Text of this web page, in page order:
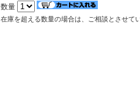
数量
在庫を超える数量の場合は、ご相談とさせて